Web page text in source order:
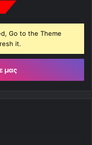
Go to the Theme
it.
μας